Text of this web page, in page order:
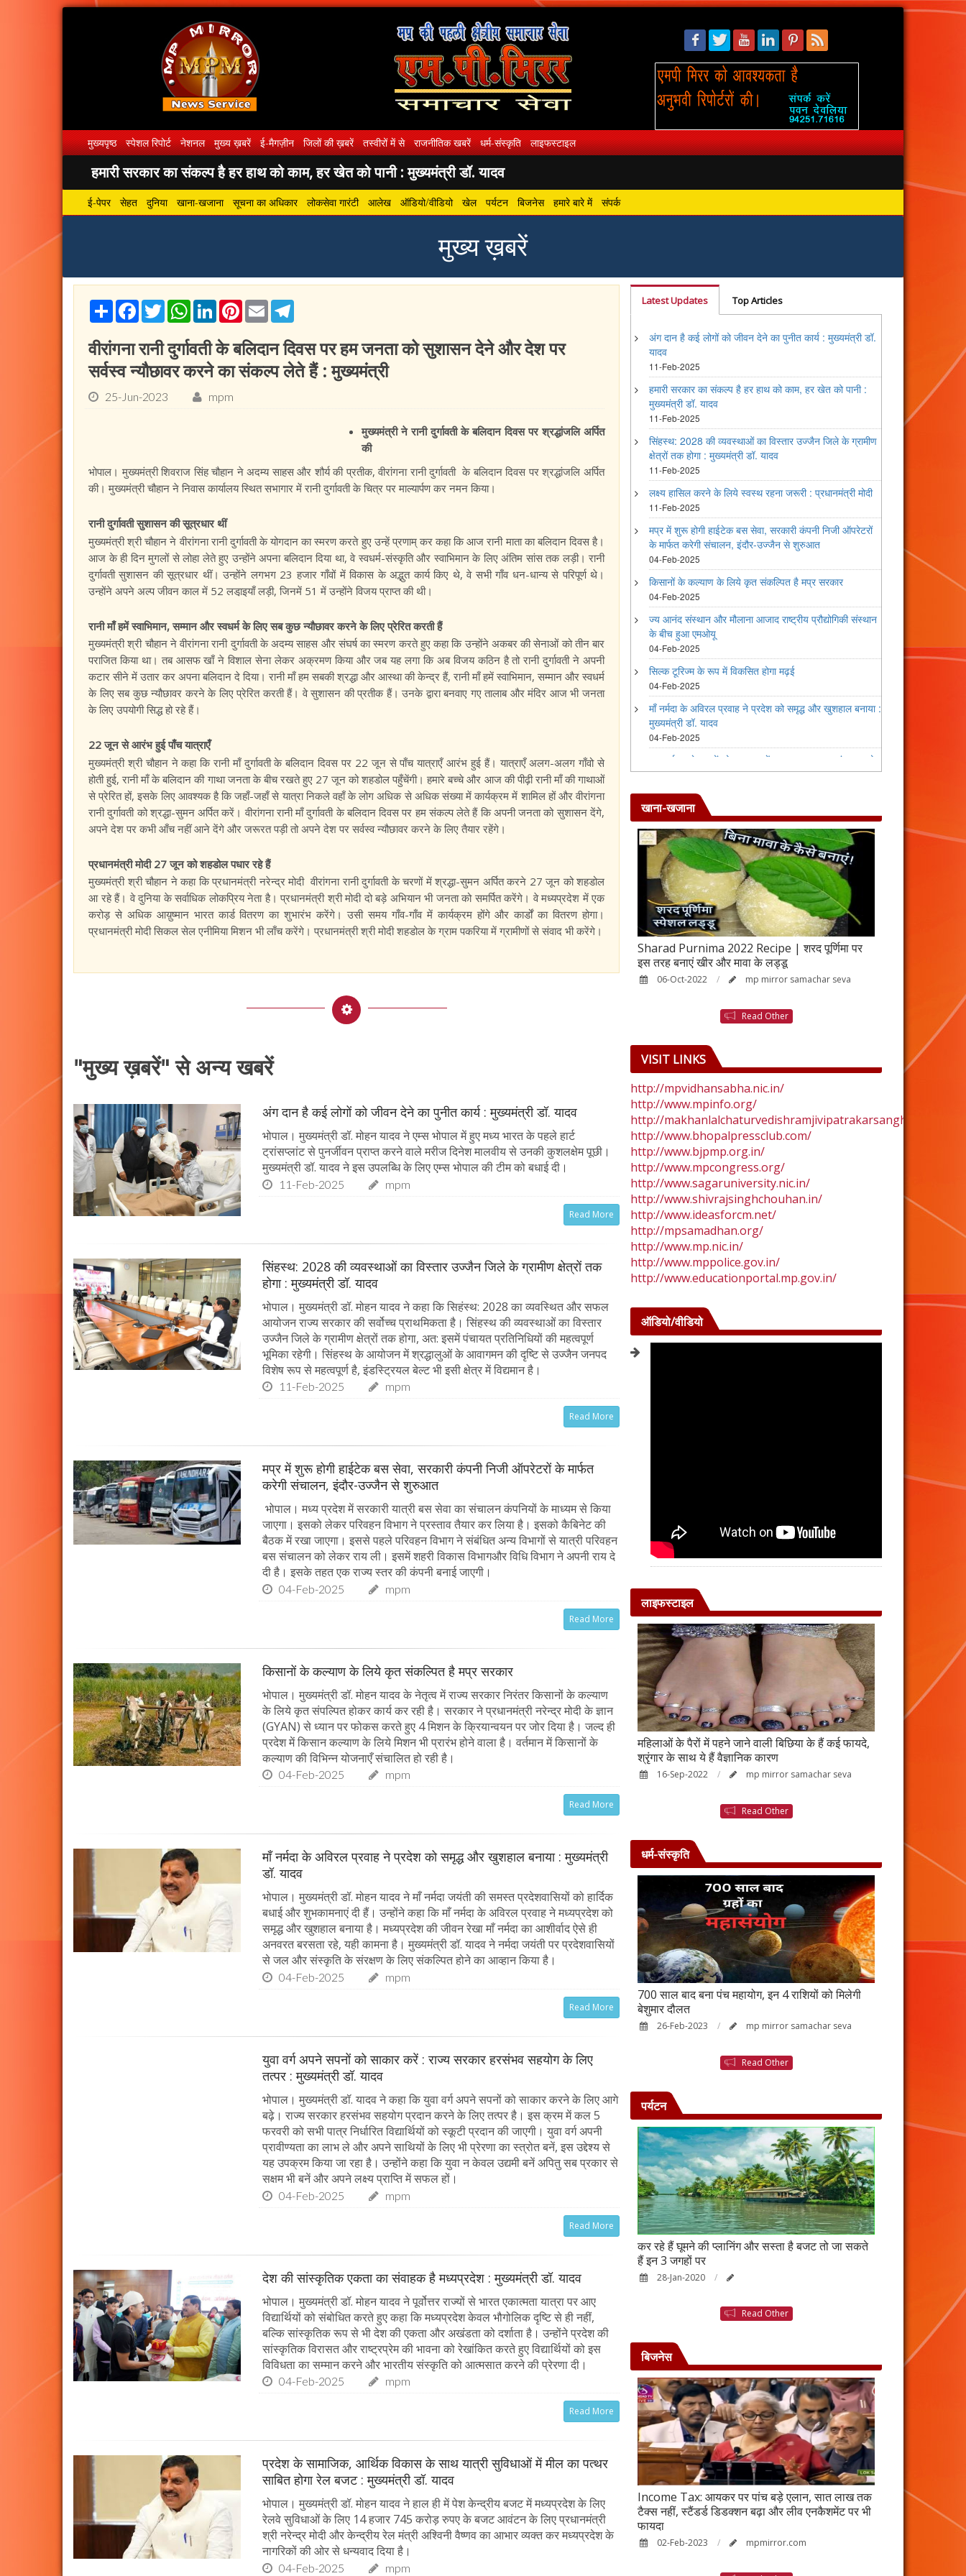
मुख्यपृष्ठ स्पेशल रिपोर्ट नेशनल मुख्य ख़बरें ई-मैगज़ीन जिलों की ख़बरें तस्वीरों में से राजनीतिक खबरें धर्म-संस्कृति लाइफस्टाइल
हमारी सरकार का संकल्प है हर हाथ को काम, हर खेत को पानी : मुख्यमंत्री डॉ. यादव
ई-पेपर सेहत दुनिया खाना-खजाना सूचना का अधिकार लोकसेवा गारंटी आलेख ऑडियो/वीडियो खेल पर्यटन बिजनेस हमारे बारे में संपर्क
मुख्य ख़बरें
ShareFacebook
TwitterWhatsApp
LinkedInPinterest
Email
वीरांगना रानी दुर्गावती के बलिदान दिवस पर हम जनता को सुशासन देने और देश पर
सर्वस्व न्यौछावर करने का संकल्प लेते हैं : मुख्यमंत्री
25-Jun-2023 mpm
मुख्यमंत्री ने रानी दुर्गावती के बलिदान दिवस पर श्रद्धांजलि अर्पित
की
भोपाल। मुख्यमंत्री शिवराज सिंह चौहान ने अदम्य साहस और शौर्य की प्रतीक, वीरांगना रानी दुर्गावती के बलिदान दिवस पर श्रद्धांजलि अर्पित
की। मुख्यमंत्री चौहान ने निवास कार्यालय स्थित सभागार में रानी दुर्गावती के चित्र पर माल्यार्पण कर नमन किया।
रानी दुर्गावती सुशासन की सूत्रधार थीं
मुख्यमंत्री श्री चौहान ने वीरांगना रानी दुर्गावती के योगदान का स्मरण करते हुए उन्हें प्रणाम् कर कहा कि आज रानी माता का बलिदान दिवस है।
आज के ही दिन मुगलों से लोहा लेते हुए उन्होंने अपना बलिदान दिया था, वे स्वधर्म-संस्कृति और स्वाभिमान के लिए अंतिम सांस तक लड़ी। रानी
दुर्गावती सुशासन की सूत्रधार थीं। उन्होंने लगभग 23 हजार गाँवों में विकास के अद्भुत कार्य किए थे, वे सभी गाँव धन-धान्य से परिपूर्ण थे।
उन्होंने अपने अल्प जीवन काल में 52 लडा़इयाँ लड़ी, जिनमें 51 में उन्होंने विजय प्राप्त की थी।
रानी माँ हमें स्वाभिमान, सम्मान और स्वधर्म के लिए सब कुछ न्यौछावर करने के लिए प्रेरित करती हैं
मुख्यमंत्री श्री चौहान ने वीरांगना रानी दुर्गावती के अदम्य साहस और संघर्ष का स्मरण करते हुए कहा कि उन्होंने अकबर की सेनाओं को तीन बार
पराजित किया था। तब आसफ खाँ ने विशाल सेना लेकर अक्रमण किया और जब यह लगा कि अब विजय कठिन है तो रानी दुर्गावती ने अपनी
कटार सीने में उतार कर अपना बलिदान दे दिया। रानी माँ हम सबकी श्रद्धा और आस्था की केन्द्र हैं, रानी माँ हमें स्वाभिमान, सम्मान और स्वधर्म
के लिए सब कुछ न्यौछावर करने के लिए प्रेरित करती हैं। वे सुशासन की प्रतीक हैं। उनके द्वारा बनवाए गए तालाब और मंदिर आज भी जनता
के लिए उपयोगी सिद्ध हो रहे हैं।
22 जून से आरंभ हुई पाँच यात्राएँ
मुख्यमंत्री श्री चौहान ने कहा कि रानी माँ दुर्गावती के बलिदान दिवस पर 22 जून से पाँच यात्राएँ आरंभ हुई हैं। यात्राएँ अलग-अलग गाँवो से
होती हुई, रानी माँ के बलिदान की गाथा जनता के बीच रखते हुए 27 जून को शहडोल पहुँचेंगी। हमारे बच्चे और आज की पीढ़ी रानी माँ की गाथाओं
से प्रेरित हों, इसके लिए आवश्यक है कि जहाँ-जहाँ से यात्रा निकले वहाँ के लोग अधिक से अधिक संख्या में कार्यक्रम में शामिल हों और वीरांगना
रानी दुर्गावती को श्रद्धा-सुमन अर्पित करें। वीरांगना रानी माँ दुर्गावती के बलिदान दिवस पर हम संकल्प लेते हैं कि अपनी जनता को सुशासन देंगे,
अपने देश पर कभी आँच नहीं आने देंगे और जरूरत पड़ी तो अपने देश पर सर्वस्व न्यौछावर करने के लिए तैयार रहेंगे।
प्रधानमंत्री मोदी 27 जून को शहडोल पधार रहे हैं
मुख्यमंत्री श्री चौहान ने कहा कि प्रधानमंत्री नरेन्द्र मोदी वीरांगना रानी दुर्गावती के चरणों में श्रद्धा-सुमन अर्पित करने 27 जून को शहडोल
आ रहे हैं। वे दुनिया के सर्वाधिक लोकप्रिय नेता है। प्रधानमंत्री श्री मोदी दो बड़े अभियान भी जनता को समर्पित करेंगे। वे मध्यप्रदेश में एक
करोड़ से अधिक आय़ुष्मान भारत कार्ड वितरण का शुभारंभ करेंगे। उसी समय गाँव-गाँव में कार्यक्रम होंगे और कार्डों का वितरण होगा।
प्रधानमंत्री मोदी सिकल सेल एनीमिया मिशन भी लाँच करेंगे। प्रधानमंत्री श्री मोदी शहडोल के ग्राम पकरिया में ग्रामीणों से संवाद भी करेंगे।
"मुख्य ख़बरें" से अन्य खबरें
अंग दान है कई लोगों को जीवन देने का पुनीत कार्य : मुख्यमंत्री डॉ. यादव
भोपाल। मुख्यमंत्री डॉ. मोहन यादव ने एम्स भोपाल में हुए मध्य भारत के पहले हार्ट
ट्रांसप्लांट से पुनर्जीवन प्राप्त करने वाले मरीज दिनेश मालवीय से उनकी कुशलक्षेम पूछी।
मुख्यमंत्री डॉ. यादव ने इस उपलब्धि के लिए एम्स भोपाल की टीम को बधाई दी।
11-Feb-2025 mpm
Read More
सिंहस्थ: 2028 की व्यवस्थाओं का विस्तार उज्जैन जिले के ग्रामीण क्षेत्रों तक
होगा : मुख्यमंत्री डॉ. यादव
भोपाल। मुख्यमंत्री डॉ. मोहन यादव ने कहा कि सिहंस्थ: 2028 का व्यवस्थित और सफल
आयोजन राज्य सरकार की सर्वोच्च प्राथमिकता है। सिंहस्थ की व्यवस्थाओं का विस्तार
उज्जैन जिले के ग्रामीण क्षेत्रों तक होगा, अत: इसमें पंचायत प्रतिनिधियों की महत्वपूर्ण
भूमिका रहेगी। सिंहस्थ के आयोजन में श्रद्धालुओं के आवागमन की दृष्टि से उज्जैन जनपद
विशेष रूप से महत्वपूर्ण है, इंडस्ट्रियल बेल्ट भी इसी क्षेत्र में विद्यमान है।
11-Feb-2025 mpm
Read More
मप्र में शुरू होगी हाईटेक बस सेवा, सरकारी कंपनी निजी ऑपरेटरों के मार्फत
करेगी संचालन, इंदौर-उज्जैन से शुरुआत
भोपाल। मध्य प्रदेश में सरकारी यात्री बस सेवा का संचालन कंपनियों के माध्यम से किया
जाएगा। इसको लेकर परिवहन विभाग ने प्रस्ताव तैयार कर लिया है। इसको कैबिनेट की
बैठक में रखा जाएगा। इससे पहले परिवहन विभाग ने संबंधित अन्य विभागों से यात्री परिवहन
बस संचालन को लेकर राय ली। इसमें शहरी विकास विभागऔर विधि विभाग ने अपनी राय दे
दी है। इसके तहत एक राज्य स्तर की कंपनी बनाई जाएगी।
04-Feb-2025 mpm
Read More
किसानों के कल्याण के लिये कृत संकल्पित है मप्र सरकार
भोपाल। मुख्यमंत्री डॉ. मोहन यादव के नेतृत्व में राज्य सरकार निरंतर किसानों के कल्याण
के लिये कृत संपल्पित होकर कार्य कर रही है। सरकार ने प्रधानमंत्री नरेन्द्र मोदी के ज्ञान
(GYAN) से ध्यान पर फोकस करते हुए 4 मिशन के क्रियान्वयन पर जोर दिया है। जल्द ही
प्रदेश में किसान कल्याण के लिये मिशन भी प्रारंभ होने वाला है। वर्तमान में किसानों के
कल्याण की विभिन्न योजनाएँ संचालित हो रही है।
04-Feb-2025 mpm
Read More
माँ नर्मदा के अविरल प्रवाह ने प्रदेश को समृद्ध और खुशहाल बनाया : मुख्यमंत्री
डॉ. यादव
भोपाल। मुख्यमंत्री डॉ. मोहन यादव ने माँ नर्मदा जयंती की समस्त प्रदेशवासियों को हार्दिक
बधाई और शुभकामनाएं दी हैं। उन्होंने कहा कि माँ नर्मदा के अविरल प्रवाह ने मध्यप्रदेश को
समृद्ध और खुशहाल बनाया है। मध्यप्रदेश की जीवन रेखा माँ नर्मदा का आशीर्वाद ऐसे ही
अनवरत बरसता रहे, यही कामना है। मुख्यमंत्री डॉ. यादव ने नर्मदा जयंती पर प्रदेशवासियों
से जल और संस्कृति के संरक्षण के लिए संकल्पित होने का आव्हान किया है।
04-Feb-2025 mpm
Read More
युवा वर्ग अपने सपनों को साकार करें : राज्य सरकार हरसंभव सहयोग के लिए
तत्पर : मुख्यमंत्री डॉ. यादव
भोपाल। मुख्यमंत्री डॉ. यादव ने कहा कि युवा वर्ग अपने सपनों को साकार करने के लिए आगे
बढ़े। राज्य सरकार हरसंभव सहयोग प्रदान करने के लिए तत्पर है। इस क्रम में कल 5
फरवरी को सभी पात्र निर्धारित विद्यार्थियों को स्कूटी प्रदान की जाएगी। युवा वर्ग अपनी
प्रावीण्यता का लाभ ले और अपने साथियों के लिए भी प्रेरणा का स्त्रोत बनें, इस उद्देश्य से
यह उपक्रम किया जा रहा है। उन्होंने कहा कि युवा न केवल उद्यमी बनें अपितु सब प्रकार से
सक्षम भी बनें और अपने लक्ष्य प्राप्ति में सफल हों।
04-Feb-2025 mpm
Read More
देश की सांस्कृतिक एकता का संवाहक है मध्यप्रदेश : मुख्यमंत्री डॉ. यादव
भोपाल। मुख्यमंत्री डॉ. मोहन यादव ने पूर्वोत्तर राज्यों से भारत एकात्मता यात्रा पर आए
विद्यार्थियों को संबोधित करते हुए कहा कि मध्यप्रदेश केवल भौगोलिक दृष्टि से ही नहीं,
बल्कि सांस्कृतिक रूप से भी देश की एकता और अखंडता को दर्शाता है। उन्होंने प्रदेश की
सांस्कृतिक विरासत और राष्ट्रप्रेम की भावना को रेखांकित करते हुए विद्यार्थियों को इस
विविधता का सम्मान करने और भारतीय संस्कृति को आत्मसात करने की प्रेरणा दी।
04-Feb-2025 mpm
Read More
प्रदेश के सामाजिक, आर्थिक विकास के साथ यात्री सुविधाओं में मील का पत्थर
साबित होगा रेल बजट : मुख्यमंत्री डॉ. यादव
भोपाल। मुख्यमंत्री डॉ. मोहन यादव ने हाल ही में पेश केन्द्रीय बजट में मध्यप्रदेश के लिए
रेलवे सुविधाओं के लिए 14 हजार 745 करोड़ रुपए के बजट आवंटन के लिए प्रधानमंत्री
श्री नरेन्द्र मोदी और केन्द्रीय रेल मंत्री अश्विनी वैष्णव का आभार व्यक्त कर मध्यप्रदेश के
नागरिकों की ओर से धन्यवाद दिया है।
04-Feb-2025 mpm
Latest Updates Top Articles
खाना-खजाना
Sharad Purnima 2022 Recipe | शरद पूर्णिमा पर
इस तरह बनाएं खीर और मावा के लड्डू
06-Oct-2022 mp mirror samachar seva
Read Other
VISIT LINKS
http://mpvidhansabha.nic.in/
http://www.mpinfo.org/
http://makhanlalchaturvedishramjivipatrakarsangh.com/
http://www.bhopalpressclub.com/
http://www.bjpmp.org.in/
http://www.mpcongress.org/
http://www.sagaruniversity.nic.in/
http://www.shivrajsinghchouhan.in/
http://www.ideasforcm.net/
http://mpsamadhan.org/
http://www.mp.nic.in/
http://www.mppolice.gov.in/
http://www.educationportal.mp.gov.in/
ऑडियो/वीडियो
लाइफस्टाइल
Beauty Tips | बादाम और एलोवेरा जेल से आसानी से
घर पर ही बनाएं काजल और मॉइश्चराइजर
21-Sep-2022
महिलाओं के पैरों में पहने जाने वाली बिछिया के हैं कई फायदे,
श्रृंगार के साथ ये हैं वैज्ञानिक कारण
16-Sep-2022 mp mirror samachar seva
Read Other
धर्म-संस्कृति
Hanuman Jayanti 2023 : हनुमान जयंती पर राशि के
अनुसार करें मंत्रों का जाप, जरूर मिलेगा पूजा का फल
700 साल बाद बना पंच महायोग, इन 4 राशियों को मिलेगी
बेशुमार दौलत
26-Feb-2023 mp mirror samachar seva
Read Other
पर्यटन
आसपास बसी ये 4 जगहें
28-Feb-2020
कर रहे हैं घूमने की प्लानिंग और सस्ता है बजट तो जा सकते
हैं इन 3 जगहों पर
28-Jan-2020
Read Other
बिजनेस
सात ट्रेडिंग सेशन में 9 लाख करोड़ घटा अदाणी समूह का
मार्केट कैप
05-Feb-2023 mp mirror samachar seva
Income Tax: आयकर पर पांच बड़े एलान, सात लाख तक
टैक्स नहीं, स्टैंडर्ड डिडक्शन बढ़ा और लीव एनकैशमेंट पर भी
फायदा
02-Feb-2023 mpmirror.com
वर्ष 2023 में भी
विकेंद्रीकरण का
17-Jan-2023